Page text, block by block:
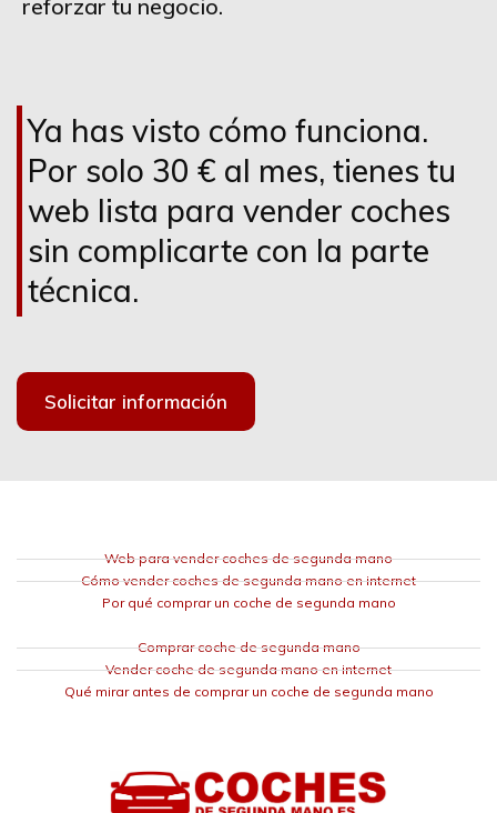
reforzar tu negocio.
Ya has visto cómo funciona.
Por solo 30 € al mes, tienes tu
web lista para vender coches
sin complicarte con la parte
técnica.
Solicitar información
Web para vender coches de segunda mano
Cómo vender coches de segunda mano en internet
Por qué comprar un coche de segunda mano
Comprar coche de segunda mano
Vender coche de segunda mano en internet
Qué mirar antes de comprar un coche de segunda mano